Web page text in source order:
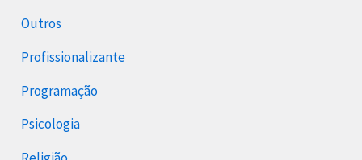
Outros
Profissionalizante
Programação
Psicologia